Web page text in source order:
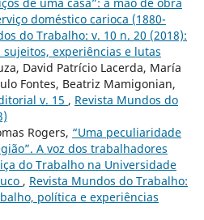
doméstico carioca (1880-
do Trabalho: v. 10 n. 20 (2018):
experiências e lutas
David Patrício Lacerda, María
Fontes, Beatriz Mamigonian,
v. 15 , Revista Mundos do
Rogers, “Uma peculiaridade
A voz dos trabalhadores
do Trabalho na Universidade
, Revista Mundos do Trabalho:
política e experiências